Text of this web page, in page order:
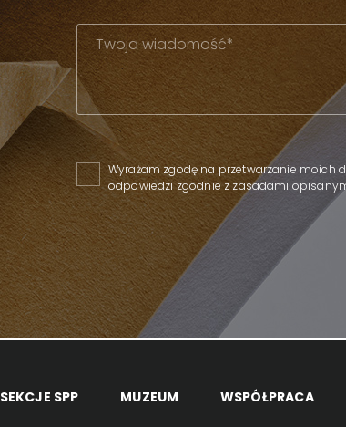
Please leave this field empty.
Wyrażam zgodę na przetwarzanie moich
odpowiedzi zgodnie z zasadami
SEKCJE SPP MUZEUM WSPÓŁPRACA